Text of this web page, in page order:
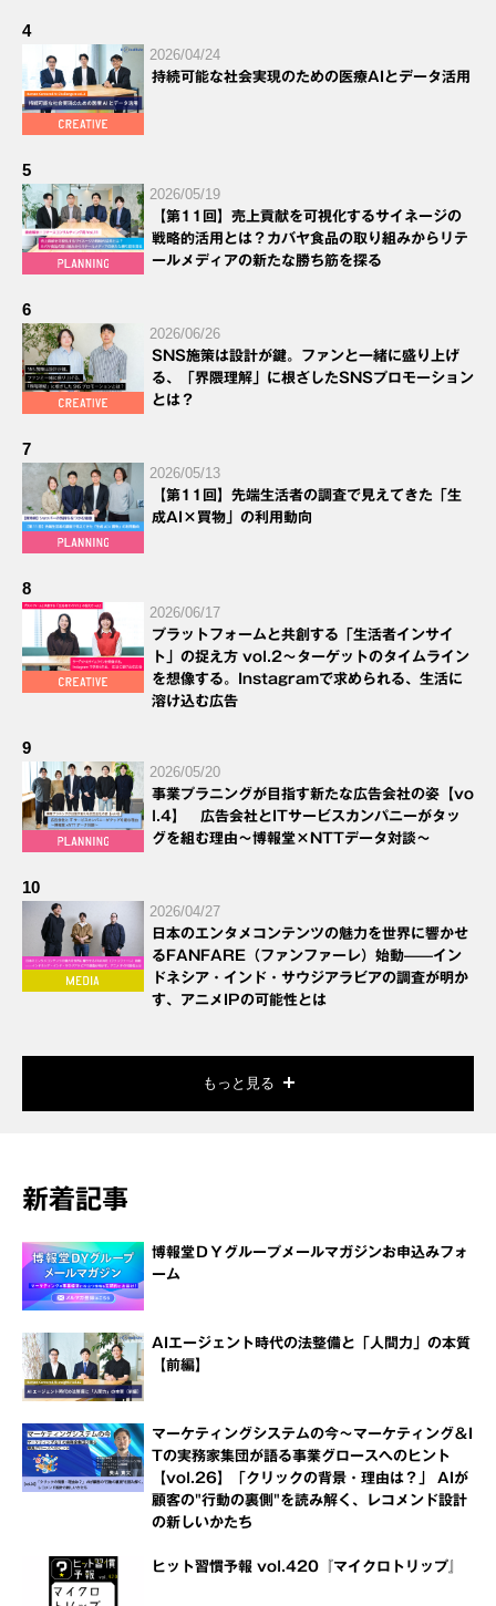
4
2026/04/24
持続可能な社会実現のための医療AIとデータ活用
5
2026/05/19
【第11回】売上貢献を可視化するサイネージの
戦略的活用とは？カバヤ食品の取り組みからリテ
ールメディアの新たな勝ち筋を探る
6
2026/06/26
SNS施策は設計が鍵。ファンと一緒に盛り上げ
る、「界隈理解」に根ざしたSNSプロモーション
とは？
7
2026/05/13
【第11回】先端生活者の調査で見えてきた「生
成AI×買物」の利用動向
8
2026/06/17
プラットフォームと共創する「生活者インサイ
ト」の捉え方 vol.2～ターゲットのタイムライン
を想像する。Instagramで求められる、生活に
溶け込む広告
9
2026/05/20
事業プラニングが目指す新たな広告会社の姿【vo
l.4】 広告会社とITサービスカンパニーがタッ
グを組む理由～博報堂×NTTデータ対談～
10
2026/04/27
日本のエンタメコンテンツの魅力を世界に響かせ
るFANFARE（ファンファーレ）始動——イン
ドネシア・インド・サウジアラビアの調査が明か
す、アニメIPの可能性とは
もっと見る
新着記事
博報堂ＤＹグループメールマガジンお申込みフォ
ーム
AIエージェント時代の法整備と「人間力」の本質
【前編】
マーケティングシステムの今～マーケティング＆I
Tの実務家集団が語る事業グロースへのヒント
【vol.26】「クリックの背景・理由は？」 AIが
顧客の"行動の裏側"を読み解く、レコメンド設計
の新しいかたち
ヒット習慣予報 vol.420『マイクロトリップ』